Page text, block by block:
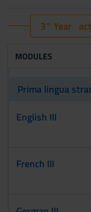
3° Year
MODULES
Prima lingua
English III
French III